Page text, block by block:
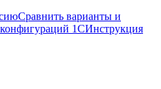
Сравнить варианты и
1СИнструкция